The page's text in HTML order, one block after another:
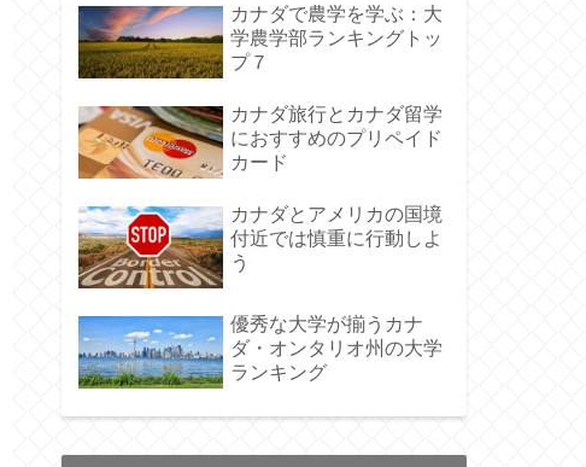
カナダで農学を学ぶ：大
学農学部ランキングトッ
プ７
カナダ旅行とカナダ留学
におすすめのプリペイド
カード
カナダとアメリカの国境
付近では慎重に行動しよ
う
優秀な大学が揃うカナ
ダ・オンタリオ州の大学
ランキング